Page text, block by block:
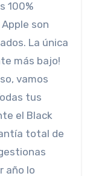
100%
son
La única
más bajo!
vamos
tus
el Black
total de
año lo